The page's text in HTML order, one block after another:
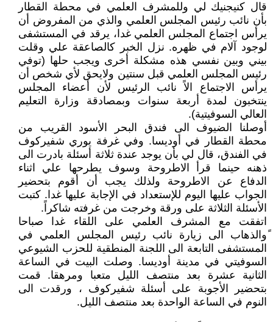
قال كنيجنيك لي وللمشرف العلمي في محطة القطار
بأن نائب رئيس المجلس العلمي والذي من المفروض أن
يرأس اجتماع المجلس العلمي غدا، يرقد في المستشفى
لوجود آلام في ظهره. نزل الخبر كالصاعقة علي وقلت
بيني وبين نفسي هذه مشكلة أخرى ويجب حلها (توفي
رئيس المجلس العلمي قبل سنتين ولايحق لأي شخص أن
يرأس الاجتماع الاً نائب الرئيس لأن أعضاء المجلس
ينتخبون لمدة أربعة سنوات وبمصادقة وزارة التعليم
العالي السوفيتية).
أوصلنا الضيوف الى فندق البحر الأسود القريب من
محطة القطار في أوديسا. وفي غرفة يوري شفيركوف
في الفندق، قال لي بأن يوجد عندة ثلاثة أسئلة بادرت الى
ذهنه حينما قرأ الاطروحة وسوف يطرحها علي اثناء
الدفاع عن الاطروحة ولذلك يجب أن أقوم بتحضير
الجواب عليها اليوم للإستعداد في الإجابة عليها غدا. كتبت
الأسئلة الثلاثة على ورقة وخرجت من غرفته شاكراً.
اتفقت مع المشرف العلمي على اللقاء غدا صباحا
ًوالذهاب الى زيارة نائب رئيس المجلس العلمي في
المستشفى التابعة الى اللجنة المنطقية للحزب الشيوعي
السوفيتي في مدينة أوديسا. وصلت البيت في الساعة
الثانية عشرة بعد منتصف الليل متعبا ومرهقا. قمت
بتحضير الأجوبة على أسئلة شفيركوف ، ورقدت الى
النوم في الساعة الواحدة بعد منتصف الليل.